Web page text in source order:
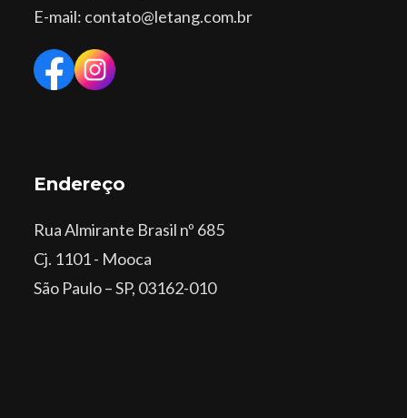
E-mail: contato@letang.com.br
Endereço
Rua Almirante Brasil nº 685
Cj. 1101 - Mooca
São Paulo – SP, 03162-010